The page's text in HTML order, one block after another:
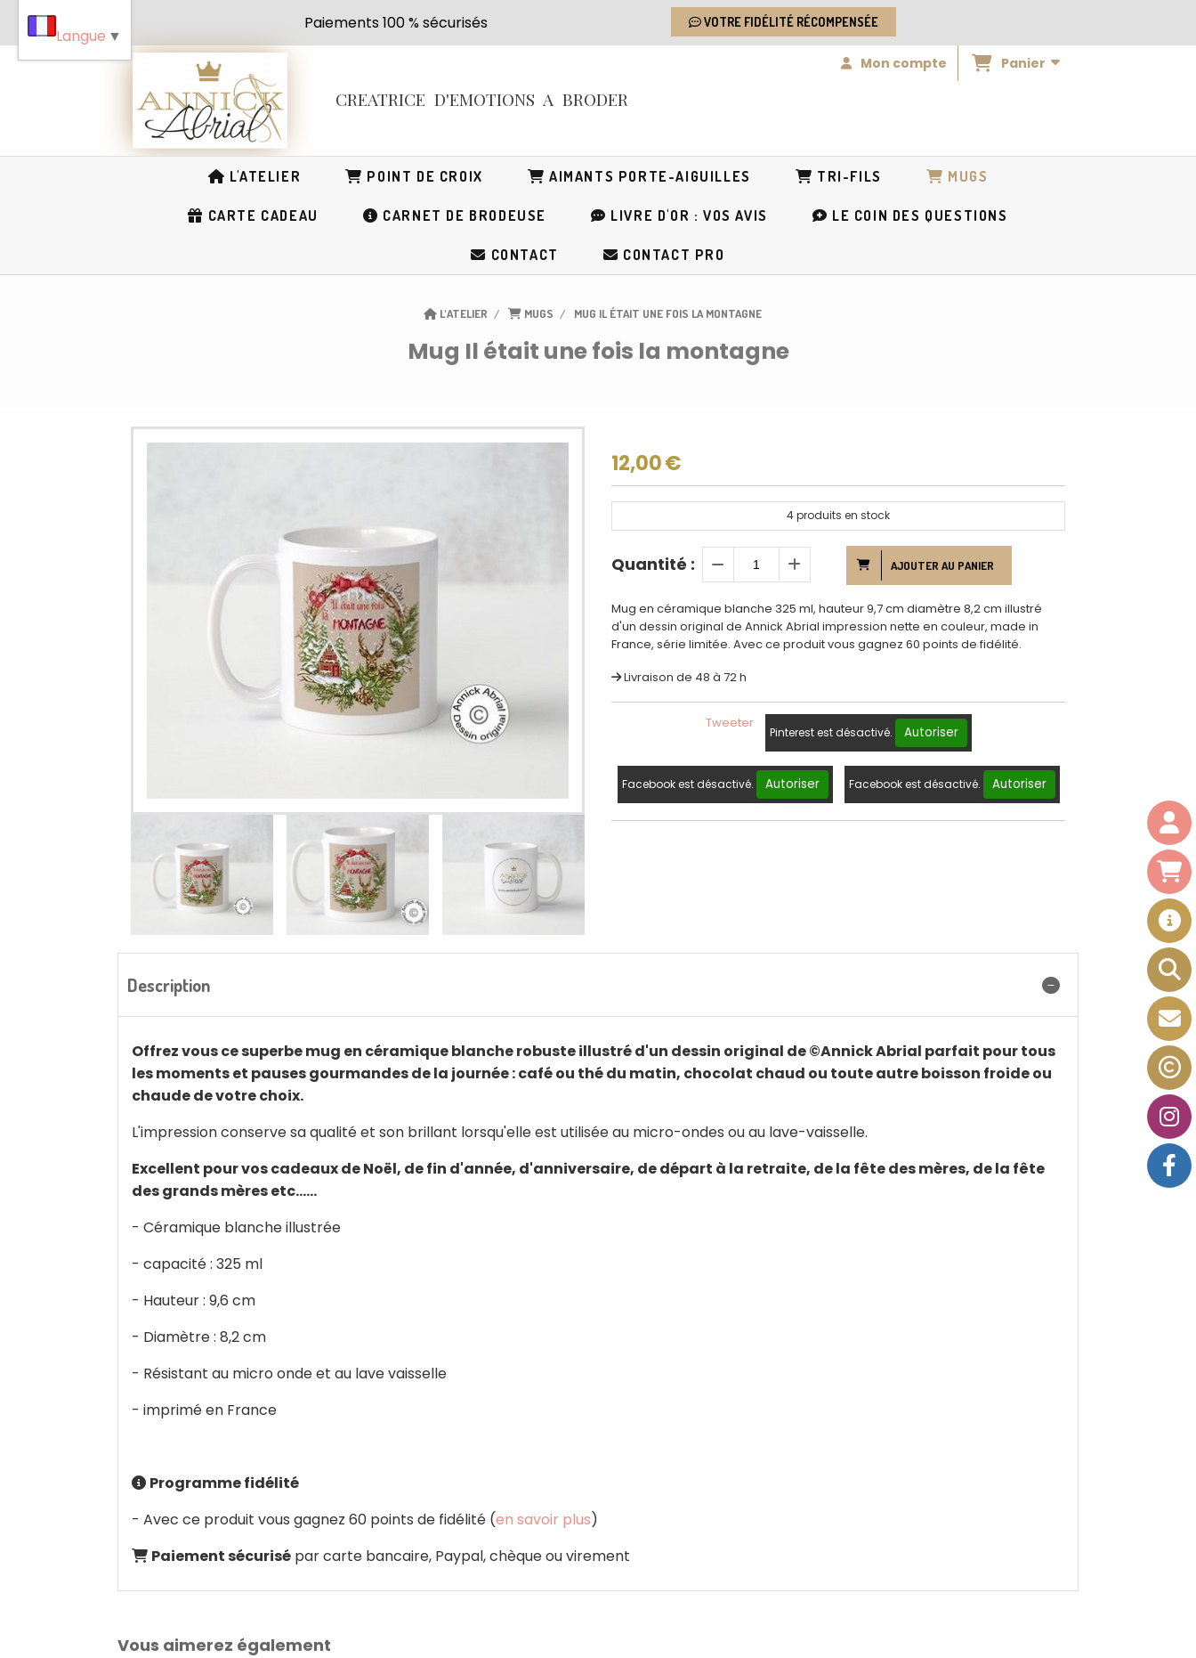
Paiements 100 % sécurisés VOTRE FIDÉLITÉ RÉCOMPENSÉE
CREATRICE D'EMOTIONS A BRODER
Mon compte Panier
L'ATELIER POINT DE CROIX AIMANTS PORTE-AIGUILLES TRI-FILS MUGS
CARTE CADEAU CARNET DE BRODEUSE LIVRE D'OR : VOS AVIS LE COIN DES QUESTIONS
CONTACT CONTACT PRO
L'ATELIER MUGS MUG IL ÉTAIT UNE FOIS LA MONTAGNE
Mug Il était une fois la montagne
12,00€
4produits en stock
Quantité : AJOUTER AU PANIER
Mug en céramique blanche 325 ml, hauteur 9,7 cm diamètre 8,2 cm illustré
d'un dessin original de Annick Abrial impression nette en couleur, made in
France, série limitée. Avec ce produit vous gagnez 60 points de fidélité.
Livraison de 48 à 72 h
Tweeter
Pinterest est désactivé. Autoriser
Facebook est désactivé. Autoriser Facebook est désactivé. Autoriser
Description
Offrez vous ce superbe mug en céramique blanche robuste illustré d'un dessin original de ©Annick Abrial parfait pour tous
les moments et pauses gourmandes de la journée : café ou thé du matin, chocolat chaud ou toute autre boisson froide ou
chaude de votre choix.
L'impression conserve sa qualité et son brillant lorsqu'elle est utilisée au micro-ondes ou au lave-vaisselle.
Excellent pour vos cadeaux de Noël, de fin d'année, d'anniversaire, de départ à la retraite, de la fête des mères, de la fête
des grands mères etc......
- Céramique blanche illustrée
- capacité : 325 ml
- Hauteur : 9,6 cm
- Diamètre : 8,2 cm
- Résistant au micro onde et au lave vaisselle
- imprimé en France
 Programme fidélité
- Avec ce produit vous gagnez 60 points de fidélité (en savoir plus)
 Paiement sécurisé par carte bancaire, Paypal, chèque ou virement
Vous aimerez également
Langue ▼